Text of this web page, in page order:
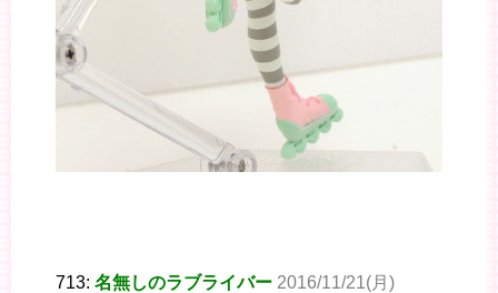
713: 名無しのラブライバー 2016/11/21(月)